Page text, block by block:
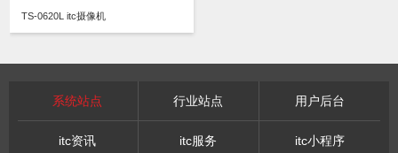
TS-0620L itc摄像机
系统站点 行业站点 用户后台
itc资讯 itc服务 itc小程序